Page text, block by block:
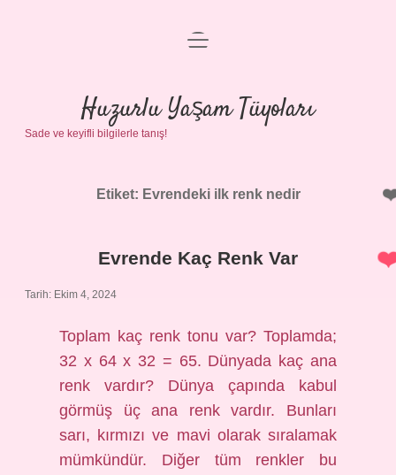
Anasayfa
Gizlilik Politikası
Yasal Uyarı
menüyü
Huzurlu Yaşam Tüyoları
Sade ve keyifli bilgilerle tanış!
Etiket: Evrendeki ilk renk nedir
Evrende Kaç Renk Var
Tarih: Ekim 4, 2024
Toplam kaç renk tonu var? Toplamda;
32 x 64 x 32 = 65. Dünyada kaç ana
renk vardır? Dünya çapında kabul
görmüş üç ana renk vardır. Bunları
sarı, kırmızı ve mavi olarak sıralamak
mümkündür. Diğer tüm renkler bu